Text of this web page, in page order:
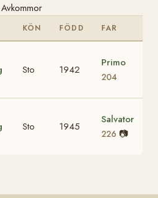
Avkommor
KÖN FÖDD FAR
Sto 1942
Primo
204
Sto 1945
Salvator
226 📷